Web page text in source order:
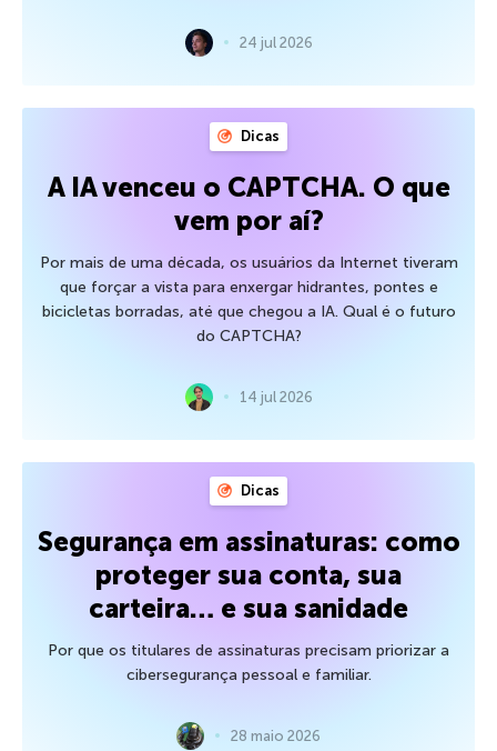
24 jul 2026
Dicas
A IA venceu o CAPTCHA. O que
vem por aí?
Por mais de uma década, os usuários da Internet tiveram
que forçar a vista para enxergar hidrantes, pontes e
bicicletas borradas, até que chegou a IA. Qual é o futuro
do CAPTCHA?
14 jul 2026
Dicas
Segurança em assinaturas: como
proteger sua conta, sua
carteira… e sua sanidade
Por que os titulares de assinaturas precisam priorizar a
cibersegurança pessoal e familiar.
28 maio 2026